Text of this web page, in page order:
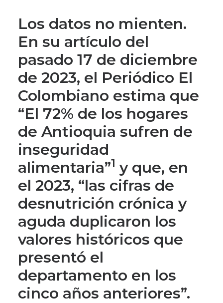
Los datos no mienten.
En su artículo del
pasado 17 de diciembre
de 2023, el Periódico El
Colombiano estima que
“El 72% de los hogares
de Antioquia sufren de
inseguridad
alimentaria”1 y que, en
el 2023, “las cifras de
desnutrición crónica y
aguda duplicaron los
valores históricos que
presentó el
departamento en los
cinco años anteriores”.